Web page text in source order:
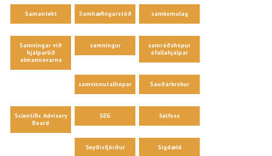
Samantekt Samhæfingarstöð samkomulag
Samningar við
hjálparlið
almannavarna
samningur
samráðshópur
áfallahjálpar
samvinnutalhópar Sauðárkrókur
Scientific Advisory
Board
SEG Selfoss
Seyðisfjörður Sigdæld